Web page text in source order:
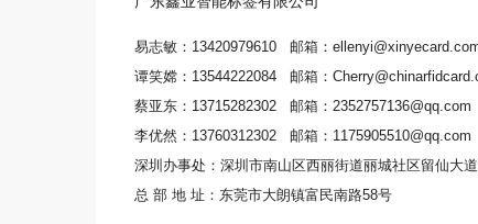
易志敏：13420979610 邮箱：
谭笑嫦：13544222084 邮箱：
蔡亚东：13715282302 邮箱：2352757136@qq.com
李优然：13760312302 邮箱：1175905510@qq.com
深圳办事处：深圳市南山区西丽街道丽城社区留仙大
总 部 地 址：东莞市大朗镇富民南路58号